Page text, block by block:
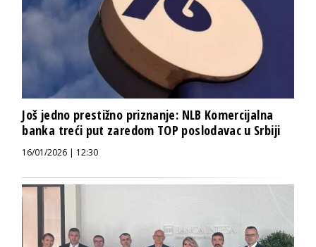
Još jedno prestižno priznanje: NLB Komercijalna
banka treći put zaredom TOP poslodavac u Srbiji
16/01/2026 | 12:30